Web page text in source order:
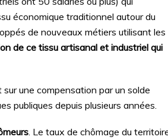
économique traditionnel autour du
de nouveaux métiers utilisant les
de ce tissu artisanal et industriel qui
une compensation par un solde
publiques depuis plusieurs années.
. Le taux de chômage du